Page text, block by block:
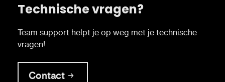
Technische vragen?
Team support helpt je op weg met je technische
vragen!
Contact